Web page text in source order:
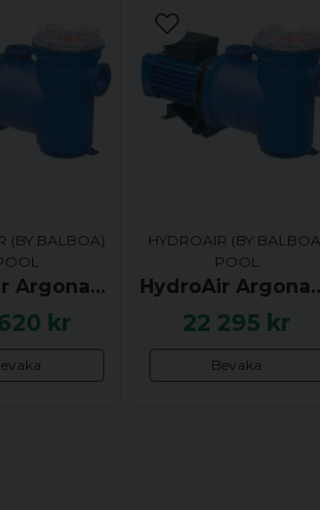
(BY BALBOA)
HydroAir Argonaut AV Pump, 1.74hk / 1.3kW, 3-fas 400V, AV200-3DN-S - UTGÅTT
kr
HYDROAIR (BY
POOL
HydroAir Argonaut AV Pump,
22 295 kr
Bevaka